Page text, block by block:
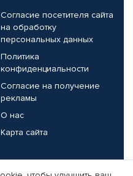
Согласие посетителя сайта
на обработку
персональных данных
Политика
конфиденциальности
Согласие на получение
рекламы
О нас
Карта сайта